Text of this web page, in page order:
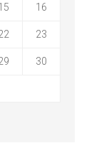
16
23
30